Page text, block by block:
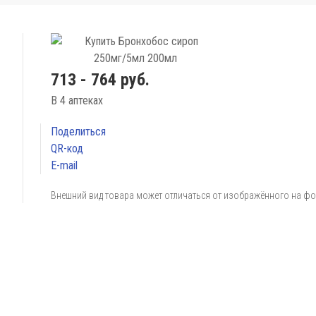
713 - 764 руб.
В 4 аптеках
Поделиться
QR-код
E-mail
Внешний вид товара может отличаться от изображённого на